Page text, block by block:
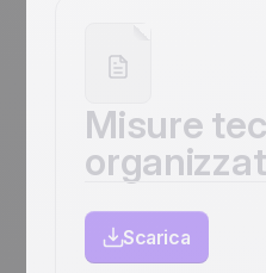
Misure
Scarica